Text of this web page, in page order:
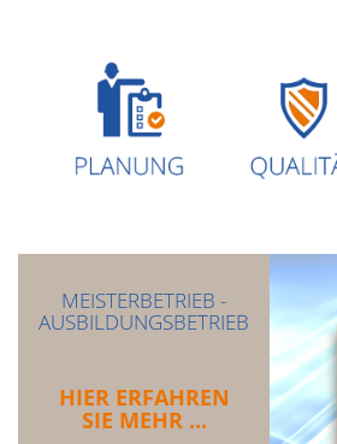
MEISTERBETRIEB -
AUSBILDUNGSBETRIEB
HIER ERFAHREN
SIE MEHR ...